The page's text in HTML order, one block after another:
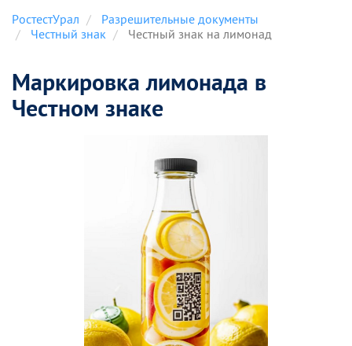
РостестУрал
Разрешительные документы
Честный знак
Честный знак на лимонад
Маркировка лимонада в
Честном знаке